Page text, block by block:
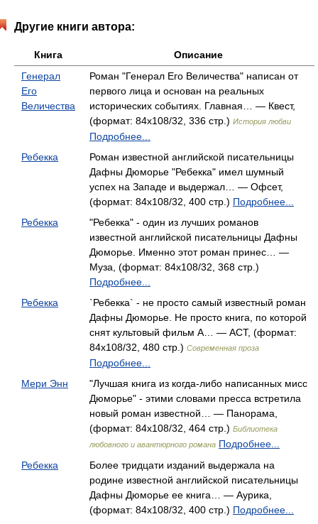
Другие книги автора:
Книга
Описание
Генерал
Его
Величества
Роман "Генерал Его Величества" написан от
первого лица и основан на реальных
исторических событиях. Главная… — Квест,
(формат: 84x108/32, 336 стр.) История любви
Подробнее...
Ребекка
Роман известной английской писательницы
Дафны Дюморье "Ребекка" имел шумный
успех на Западе и выдержал… — Офсет,
(формат: 84x108/32, 400 стр.) Подробнее...
Ребекка
"Ребекка" - один из лучших романов
известной английской писательницы Дафны
Дюморье. Именно этот роман принес… —
Муза, (формат: 84x108/32, 368 стр.)
Подробнее...
Ребекка
`Ребекка` - не просто самый известный роман
Дафны Дюморье. Не просто книга, по которой
снят культовый фильм А… — АСТ, (формат:
84x108/32, 480 стр.) Современная проза
Подробнее...
Мери Энн
"Лучшая книга из когда-либо написанных мисс
Дюморье" - этими словами пресса встретила
новый роман известной… — Панорама,
(формат: 84x108/32, 464 стр.) Библиотека
любовного и авантюрного романа Подробнее...
Ребекка
Более тридцати изданий выдержала на
родине известной английской писательницы
Дафны Дюморье ее книга… — Аурика,
(формат: 84x108/32, 400 стр.) Подробнее...